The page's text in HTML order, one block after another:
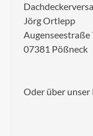
Jörg Ortlepp
Augenseestraße
07381 Pößneck
Oder über unser